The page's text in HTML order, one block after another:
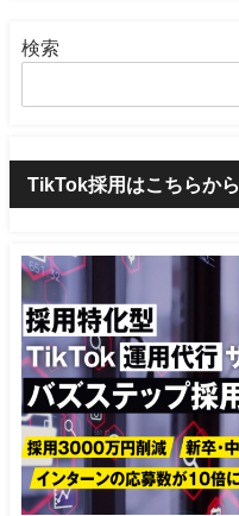
検索
TikTok採用はこちらか